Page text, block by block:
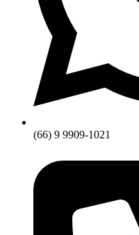
(66) 9 9909-1021